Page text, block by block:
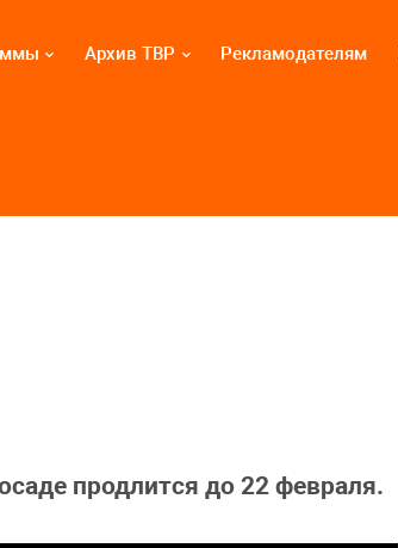
Архив ТВР Рекламодателям
продлится до 22 февраля.